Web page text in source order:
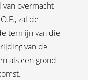
overmacht
zal de
termijn van die
van de
als een grond